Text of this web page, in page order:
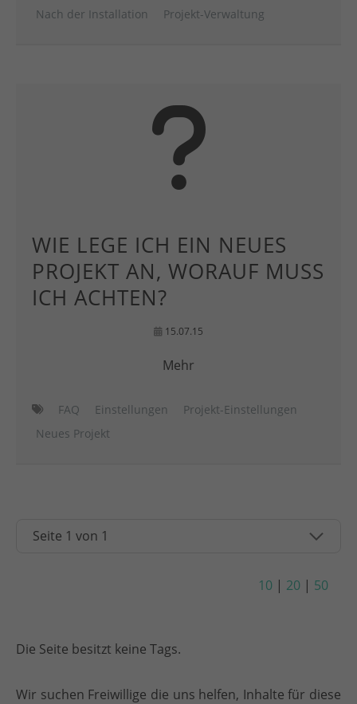
Nach der Installation
Projekt-Verwaltung
WIE LEGE ICH EIN NEUES
PROJEKT AN, WORAUF MUSS
ICH ACHTEN?
15.07.15
Mehr
FAQ Einstellungen
Projekt-Einstellungen
Neues Projekt
10 | 20 | 50
Die Seite besitzt keine Tags.
Wir suchen Freiwillige die uns helfen, Inhalte für diese